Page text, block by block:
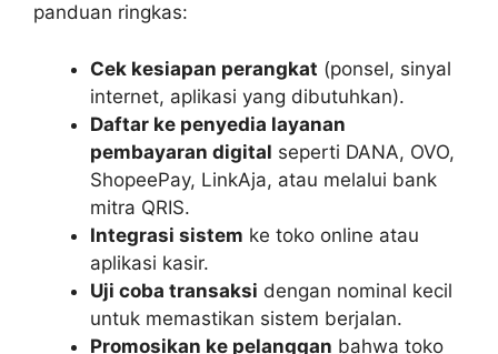
panduan ringkas:
Cek kesiapan perangkat (ponsel, sinyal
internet, aplikasi yang dibutuhkan).
Daftar ke penyedia layanan
pembayaran digital seperti DANA, OVO,
ShopeePay, LinkAja, atau melalui bank
mitra QRIS.
Integrasi sistem ke toko online atau
aplikasi kasir.
Uji coba transaksi dengan nominal kecil
untuk memastikan sistem berjalan.
Promosikan ke pelanggan bahwa toko